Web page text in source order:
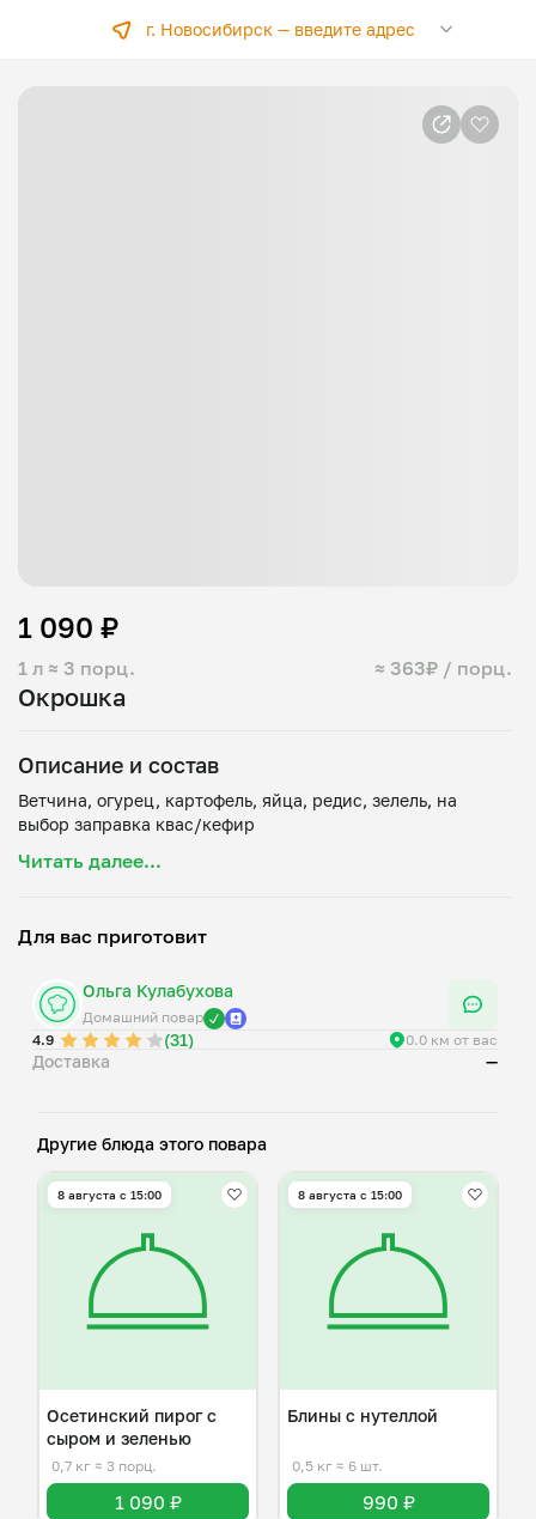
г. Новосибирск —введите адрес
Окрошка
1 л ≈ 3 порц. ≈ 363₽ / порц.
1 090 ₽
Описание и состав
Ветчина, огурец, картофель, яйца, редис, зелель, на
Читать далее...
Для вас приготовит
Ольга Кулабухова
Домашний повар
4.9
(31) 0.0 км от вас
Доставка —
Другие блюда этого повара
8 августа с 15:00
Осетинский пирог с
сыром и зеленью
0,7 кг ≈ 3 порц.
1 090 ₽
8 августа с 15:00
Блины с нутеллой
0,5 кг ≈ 6 шт.
990 ₽